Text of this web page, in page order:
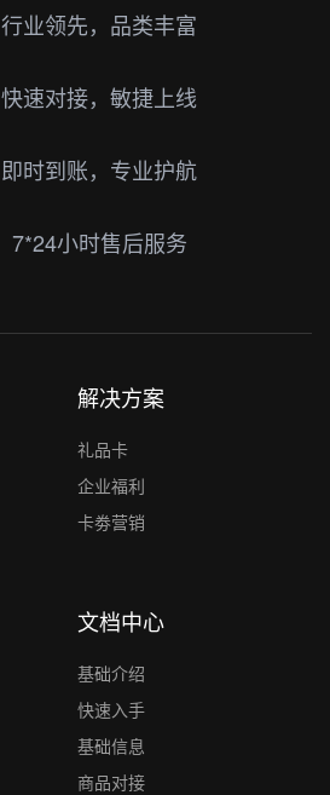
行业领先，品类丰富
快速对接，敏捷上线
即时到账，专业护航
7*24小时售后服务
解决方案
礼品卡
企业福利
卡劵营销
文档中心
基础介绍
快速入手
基础信息
商品对接